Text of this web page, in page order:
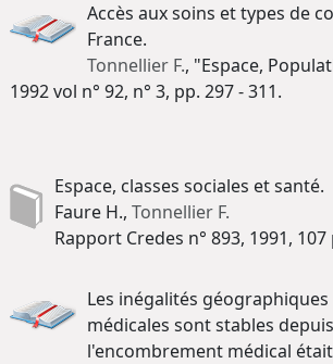
Accès aux soins et types de
France.
Tonnellier F., "Espace,
1992 vol n° 92, n° 3, pp. 297 - 311.
Espace, classes sociales et santé.
Faure H., Tonnellier F.
Rapport Credes n° 893, 1991, 107
Les inégalités
médicales sont stables
l'encombrement médical